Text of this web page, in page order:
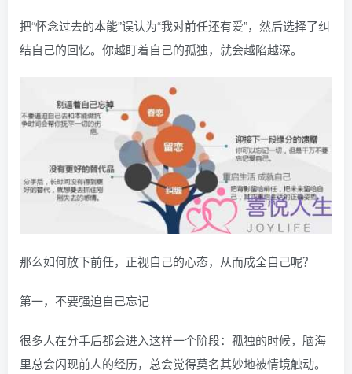
把“怀念过去的本能”误认为“我对前任还有爱”，然后选择了纠
结自己的回忆。你越盯着自己的孤独，就会越陷越深。
那么如何放下前任，正视自己的心态，从而成全自己呢？
第一，不要强迫自己忘记
很多人在分手后都会进入这样一个阶段：孤独的时候，脑海
里总会闪现前人的经历，总会觉得莫名其妙地被情境触动。